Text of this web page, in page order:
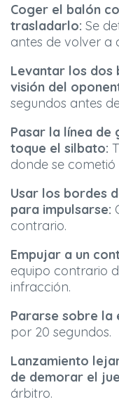
Coger el balón
trasladarlo: Se
antes de volver a
Levantar los dos
visión del
segundos antes
Pasar la línea
toque el silbato:
donde se cometió
Usar los bordes
para impulsarse:
contrario.
Empujar a un
equipo contrario
infracción.
Pararse sobre la
por 20 segundos.
Lanzamiento
de demorar el
árbitro.